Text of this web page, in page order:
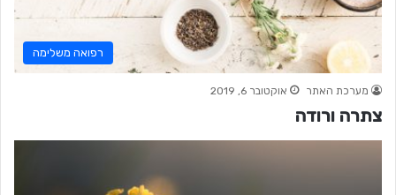
רפואה משלימה
מערכת האתר אוקטובר 6, 2019
צתרה ורודה